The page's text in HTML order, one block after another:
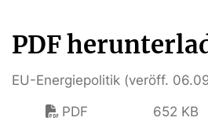
PDF
EU-Energiepolitik (veröff.
PDF
652 KB